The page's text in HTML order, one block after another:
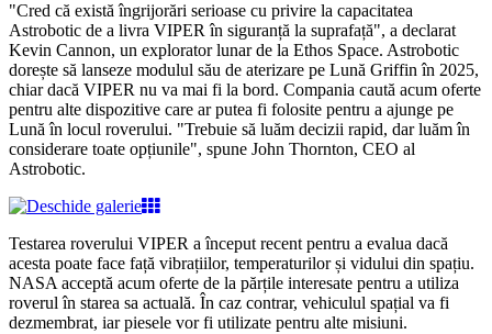
"Cred că există îngrijorări serioase cu privire la capacitatea
Astrobotic de a livra VIPER în siguranță la suprafață", a declarat
Kevin Cannon, un explorator lunar de la Ethos Space. Astrobotic
dorește să lanseze modulul său de aterizare pe Lună Griffin în 2025,
chiar dacă VIPER nu va mai fi la bord. Compania caută acum oferte
pentru alte dispozitive care ar putea fi folosite pentru a ajunge pe
Lună în locul roverului. "Trebuie să luăm decizii rapid, dar luăm în
considerare toate opțiunile", spune John Thornton, CEO al
Astrobotic.
Testarea roverului VIPER a început recent pentru a evalua dacă
acesta poate face față vibrațiilor, temperaturilor și vidului din spațiu.
NASA acceptă acum oferte de la părțile interesate pentru a utiliza
roverul în starea sa actuală. În caz contrar, vehiculul spațial va fi
dezmembrat, iar piesele vor fi utilizate pentru alte misiuni.